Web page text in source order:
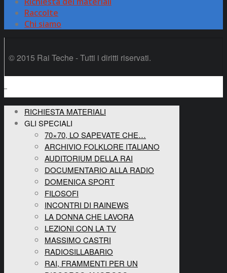
Raccolte
Chi siamo
© 2015 Rai Teche - Tutti i diritti riservati.
RICHIESTA MATERIALI
GLI SPECIALI
70×70, LO SAPEVATE CHE…
ARCHIVIO FOLKLORE ITALIANO
AUDITORIUM DELLA RAI
DOCUMENTARIO ALLA RADIO
DOMENICA SPORT
FILOSOFI
INCONTRI DI RAINEWS
LA DONNA CHE LAVORA
LEZIONI CON LA TV
MASSIMO CASTRI
RADIOSILLABARIO
RAI, FRAMMENTI PER UN